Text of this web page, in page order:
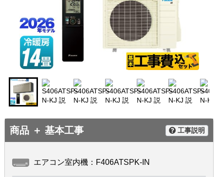
商品 ＋ 基本工事 工事説明
エアコン室内機：F406ATSPK-IN